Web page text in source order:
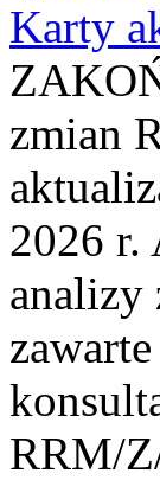
Karty
zmian
2026 r.
analizy
RRM/